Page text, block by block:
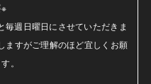
週日曜日にさせていただきま
ますがご理解のほど宜しくお願
。